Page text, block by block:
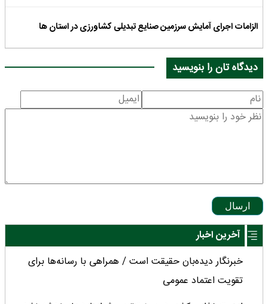
الزامات اجرای آمایش سرزمین صنایع تبدیلی کشاورزی در استان ها
دیدگاه تان را بنویسید
ارسال
آخرین اخبار
خبرنگار دیده‌بان حقیقت است / همراهی با رسانه‌ها برای
تقویت اعتماد عمومی